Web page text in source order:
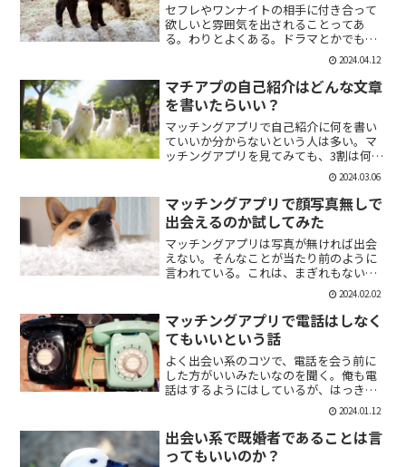
セフレやワンナイトの相手に付き合って
欲しいと雰囲気を出されることってあ
る。わりとよくある。ドラマとかでも、
「1回やっただけで恋人面するな。」みた
いなのがあるけど、現実でもよくある。
そんな時に、相手を気付つけずいかに波
風立てずに振るか。遊び人...
2024.04.12
マチアプの自己紹介はどんな文章
を書いたらいい？
マッチングアプリで自己紹介に何を書い
ていいか分からないという人は多い。マ
ッチングアプリを見てみても、3割は何も
書いていない人がいる。なかには、何を
書いていいか分かりませんー。とだけ書
いている人も。なので、今回の記事はマ
チアプのプロフィールの...
2024.03.06
マッチングアプリで顔写真無しで
出会えるのか試してみた
マッチングアプリは写真が無ければ出会
えない。そんなことが当たり前のように
言われている。これは、まぎれもない事
実だと思う。自分が使う時に写真を載せ
ていない人は無視するし、相手をするに
しても適当にあしらう。写真無しで出会
えるのは、お金が発生する...
2024.02.02
マッチングアプリで電話はしなく
てもいいという話
よく出会い系のコツで、電話を会う前に
した方がいいみたいなのを聞く。俺も電
話はするようにはしているが、はっきり
言っちゃうと電話なんていらない。よっ
ぽど話術や声に自信ある人だけすればい
いと思っている。では、その理由を語っ
ていこう。電話を嫌がる人...
2024.01.12
出会い系で既婚者であることは言
ってもいいのか？